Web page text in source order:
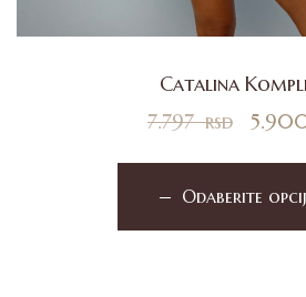
Catalina
7.797rsd
Odaberite